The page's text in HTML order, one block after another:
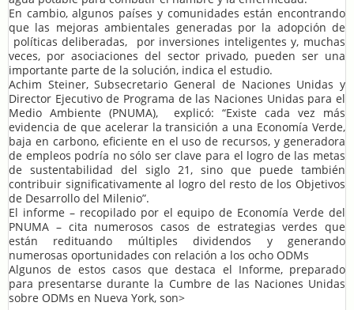
En cambio, algunos países y comunidades están encontrando
que las mejoras ambientales generadas por la adopción de
políticas deliberadas, por inversiones inteligentes y, muchas
veces, por asociaciones del sector privado, pueden ser una
importante parte de la solución, indica el estudio.
Achim Steiner, Subsecretario General de Naciones Unidas y
Director Ejecutivo de Programa de las Naciones Unidas para el
Medio Ambiente (PNUMA), explicó: “Existe cada vez más
evidencia de que acelerar la transición a una Economía Verde,
baja en carbono, eficiente en el uso de recursos, y generadora
de empleos podría no sólo ser clave para el logro de las metas
de sustentabilidad del siglo 21, sino que puede también
contribuir significativamente al logro del resto de los Objetivos
de Desarrollo del Milenio”.
El informe – recopilado por el equipo de Economía Verde del
PNUMA – cita numerosos casos de estrategias verdes que
están redituando múltiples dividendos y generando
numerosas oportunidades con relación a los ocho ODMs
Algunos de estos casos que destaca el Informe, preparado
para presentarse durante la Cumbre de las Naciones Unidas
sobre ODMs en Nueva York, son>